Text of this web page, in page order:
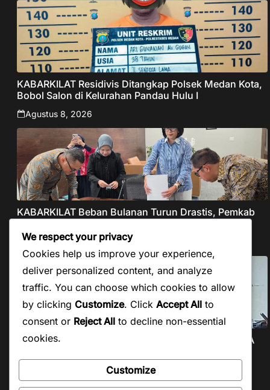
KABARKILAT Residivis Ditangkap Polsek Medan Kota,
Bobol Salon di Kelurahan Pandau Hulu I
Agustus 8, 2026
KABARKILAT Beban Bulanan Turun Drastis, Pemkab
Agustus 8, 2026
KABARKILAT PWI Beri Kesempatan Pengaktifan KTA
We respect your privacy
Cookies help us improve your experience,
deliver personalized content, and analyze
traffic. You can choose which cookies to allow
by clicking Customize. Click Accept All to
consent or Reject All to decline non-essential
cookies.
Customize